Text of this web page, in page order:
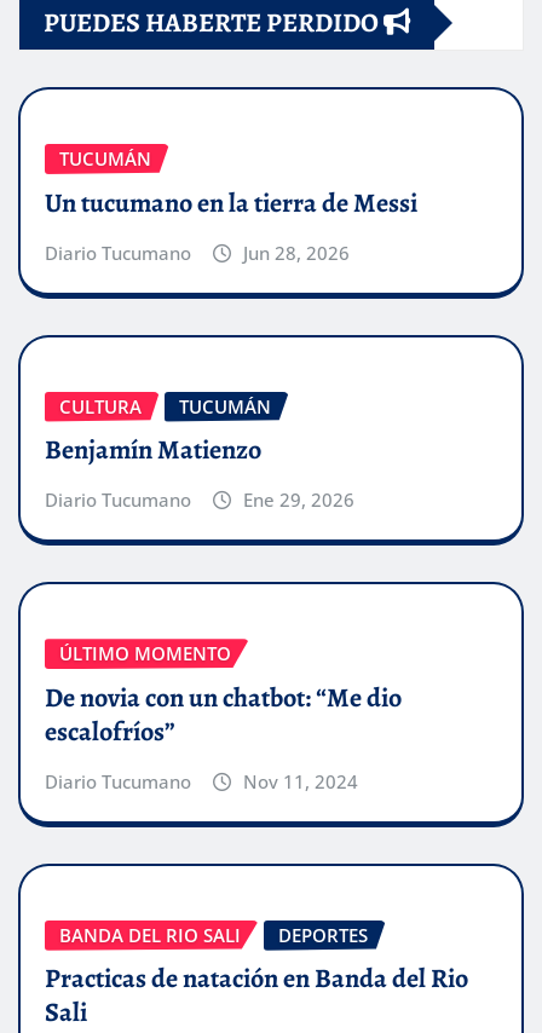
PUEDES HABERTE PERDIDO
TUCUMÁN
Un tucumano en la tierra de Messi
Diario Tucumano Jun 28, 2026
CULTURA TUCUMÁN
Benjamín Matienzo
Diario Tucumano Ene 29, 2026
ÚLTIMO MOMENTO
De novia con un chatbot: “Me dio
escalofríos”
Diario Tucumano Nov 11, 2024
BANDA DEL RIO SALI DEPORTES
Practicas de natación en Banda del Rio
Sali